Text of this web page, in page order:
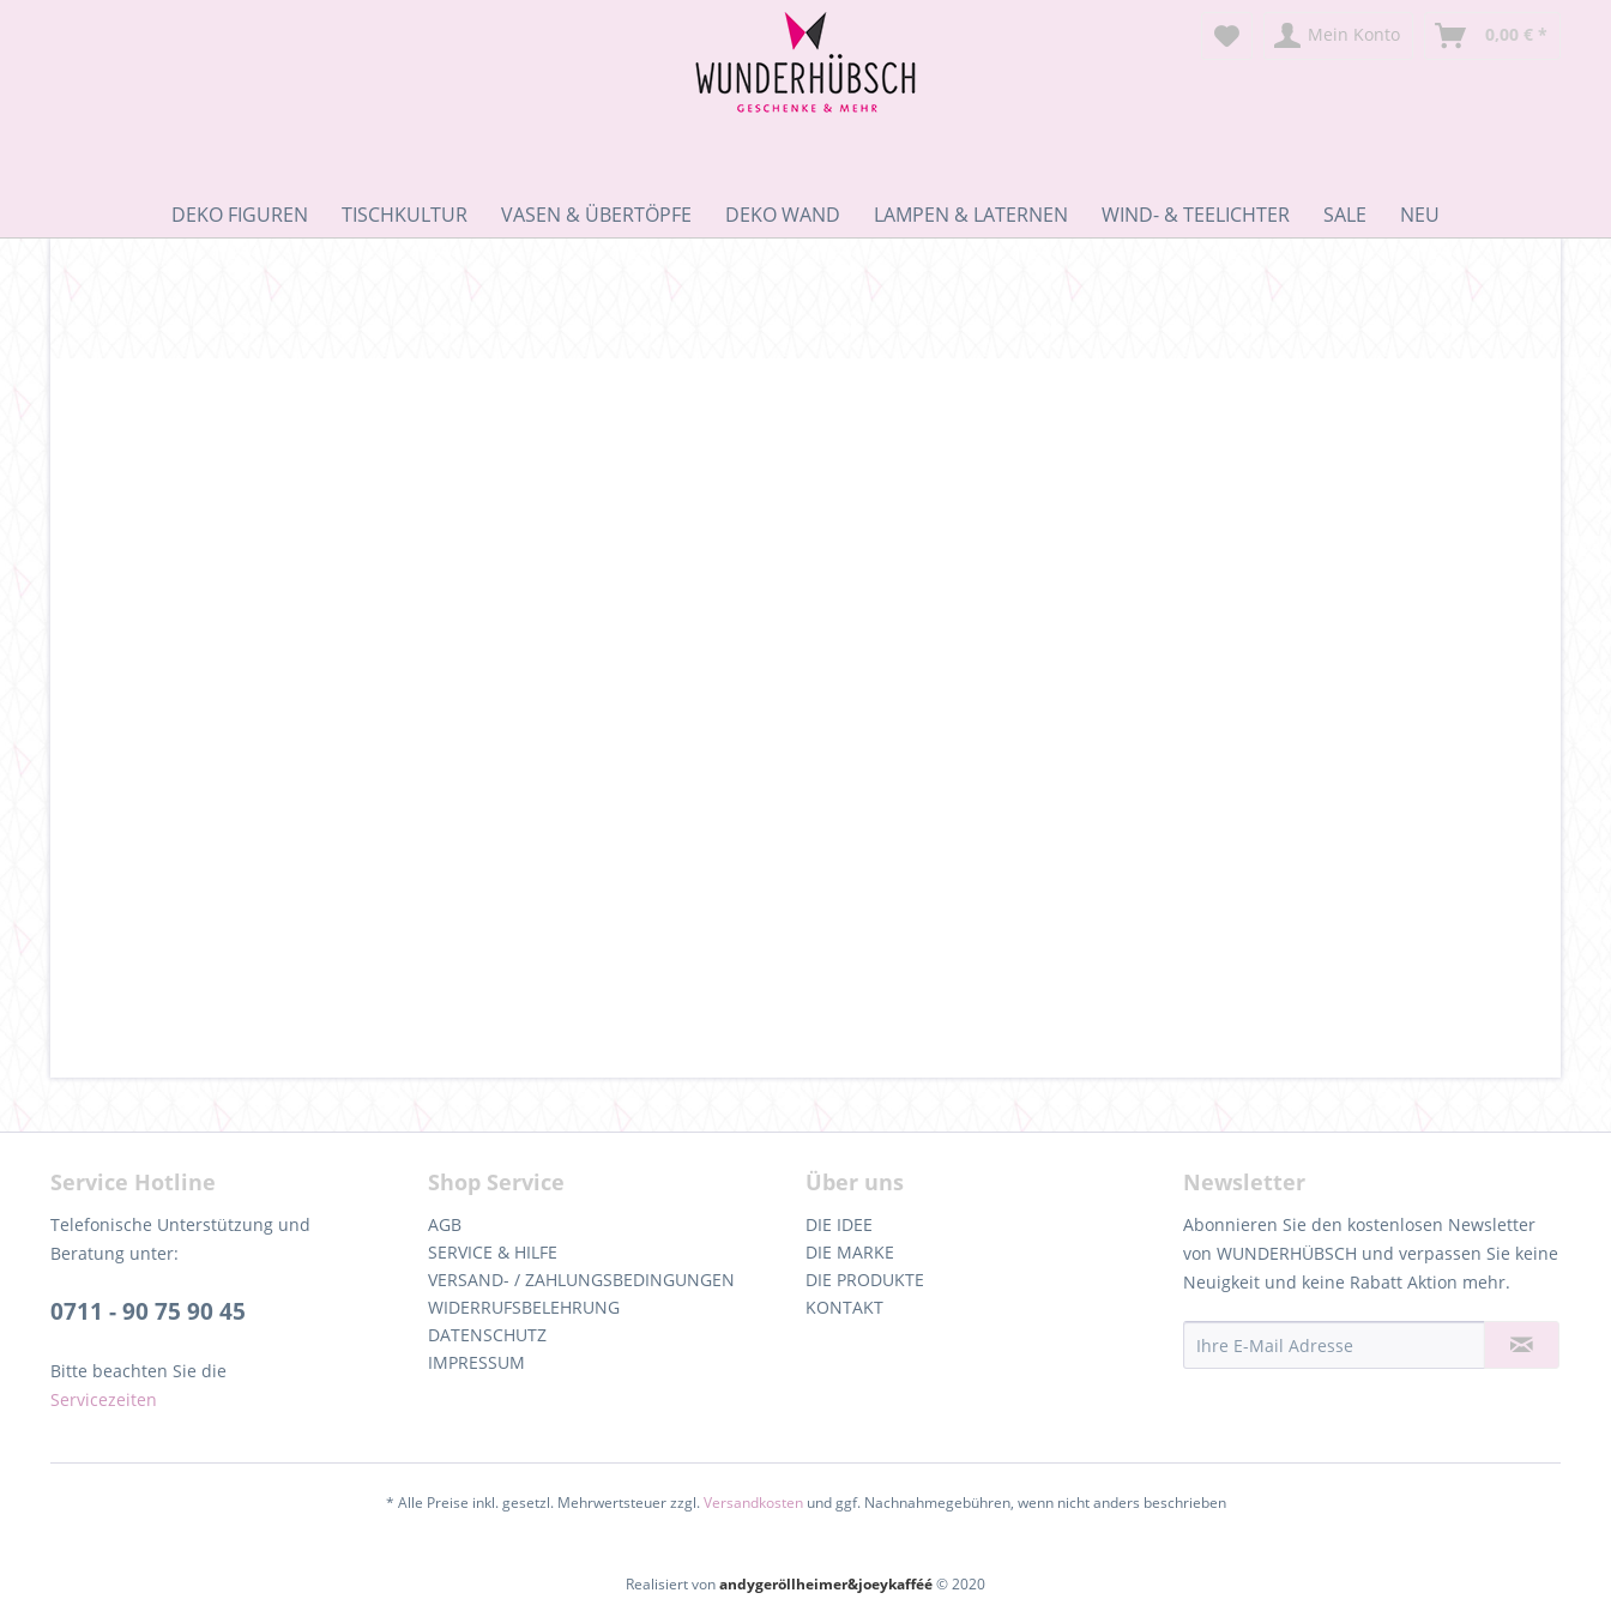
Mein Konto 0,00 € *
DEKO FIGUREN TISCHKULTUR VASEN & ÜBERTÖPFE DEKO WAND LAMPEN & LATERNEN WIND- & TEELICHTER SALE NEU
Service Hotline
Telefonische Unterstützung und
Beratung unter:
0711 - 90 75 90 45
Bitte beachten Sie die
Servicezeiten
Shop Service
AGB
SERVICE & HILFE
VERSAND- / ZAHLUNGSBEDINGUNGEN
WIDERRUFSBELEHRUNG
DATENSCHUTZ
IMPRESSUM
Über uns
DIE IDEE
DIE MARKE
DIE PRODUKTE
KONTAKT
Newsletter
Abonnieren Sie den kostenlosen Newsletter
von WUNDERHÜBSCH und verpassen Sie keine
Neuigkeit und keine Rabatt Aktion mehr.
* Alle Preise inkl. gesetzl. Mehrwertsteuer zzgl.Versandkostenund ggf. Nachnahmegebühren, wenn nicht anders beschrieben
Realisiert vonandygeröllheimer&joeykafféé© 2020